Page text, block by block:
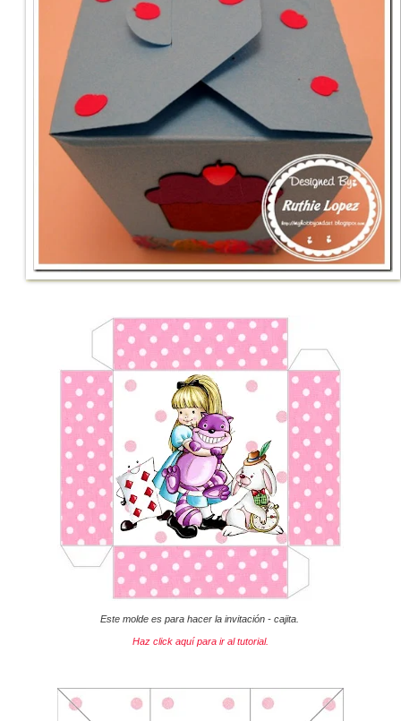
Este molde es para hacer la invitación - cajita.
Haz click aquí para ir al tutorial.